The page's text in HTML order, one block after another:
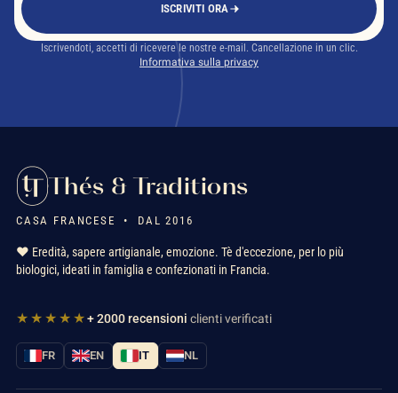
ISCRIVITI ORA
Iscrivendoti, accetti di ricevere le nostre e-mail. Cancellazione in un clic.
Informativa sulla privacy
Thés & Traditions
CASA FRANCESE • DAL 2016
❤️ Eredità, sapere artigianale, emozione. Tè d'eccezione, per lo più
biologici, ideati in famiglia e confezionati in Francia.
★★★★★+ 2000 recensioni clienti verificati
FR EN IT NL